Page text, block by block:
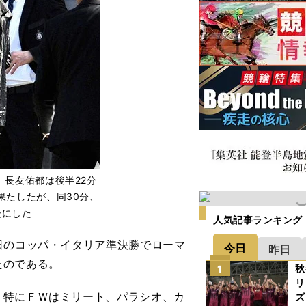
長友佑都は後半22分
したが、同30分、
した
コッパ・イタリア準決勝でローマ
である。
にＦＷはミリート、パラシオ、カ
人気記事ランキング
今日 昨日
1